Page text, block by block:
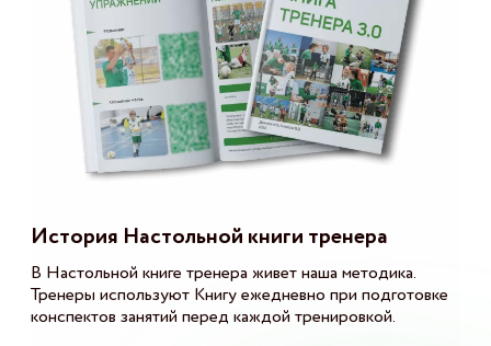
История Настольной книги тренера
В Настольной книге тренера живет наша методика.
Тренеры используют Книгу ежедневно при подготовке
конспектов занятий перед каждой тренировкой.